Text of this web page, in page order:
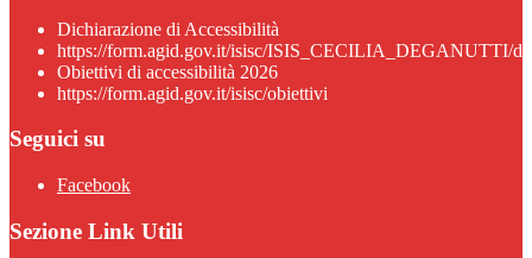
Dichiarazione di Accessibilità
https://form.agid.gov.it/isisc/ISIS_CECILIA_DEGANUTTI/
Obiettivi di accessibilità 2026
https://form.agid.gov.it/isisc/obiettivi
Seguici su
Facebook
Sezione Link Utili